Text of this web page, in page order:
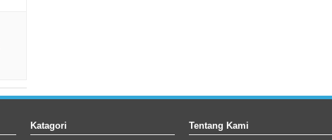
Katagori Tentang Kami